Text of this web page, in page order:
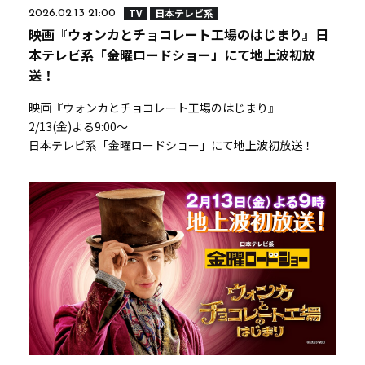
2026.02.13 21:00 TV 日本テレビ系
映画『ウォンカとチョコレート工場のはじまり』日
本テレビ系「金曜ロードショー」にて地上波初放
送！
映画『ウォンカとチョコレート工場のはじまり』
2/13(金)よる9:00～
日本テレビ系「金曜ロードショー」にて地上波初放送！